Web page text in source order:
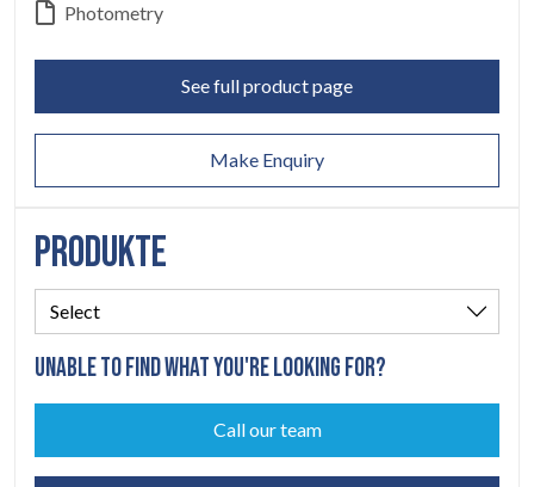
Photometry
See full product page
Make Enquiry
PRODUKTE
UNABLE TO FIND WHAT YOU'RE LOOKING FOR?
Call our team